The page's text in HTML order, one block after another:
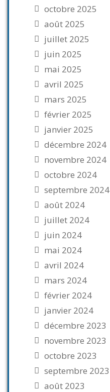
octobre 2025
août 2025
juillet 2025
juin 2025
mai 2025
avril 2025
mars 2025
février 2025
janvier 2025
décembre 2024
novembre 2024
octobre 2024
septembre 2024
août 2024
juillet 2024
juin 2024
mai 2024
avril 2024
mars 2024
février 2024
janvier 2024
décembre 2023
novembre 2023
octobre 2023
septembre 2023
août 2023